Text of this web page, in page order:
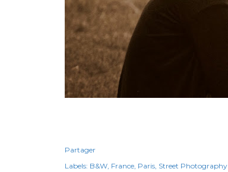
Partager
Labels: B&W France Paris Street Photography